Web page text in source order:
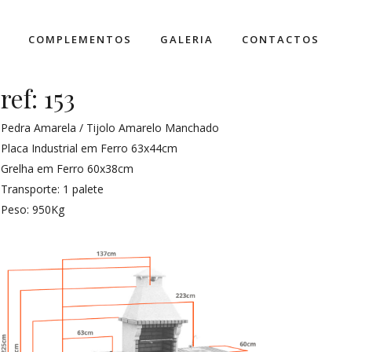
COMPLEMENTOS GALERIA CONTACTOS
ref: 153
Pedra Amarela / Tijolo Amarelo Manchado
Placa Industrial em Ferro 63x44cm
Grelha em Ferro 60x38cm
Transporte: 1 palete
Peso: 950Kg